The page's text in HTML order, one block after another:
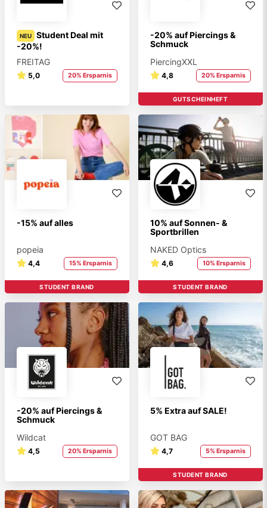
NEU
Student Deal mit
-20%!
FREITAG
5,0 20% Ersparnis
-20% auf Piercings &
Schmuck
PiercingXXL
4,8 20% Ersparnis
GUTSCHEINHEFT
-15% auf alles
popeia
4,4 15% Ersparnis
STUDENT BRAND
10% auf Sonnen- &
Sportbrillen
NAKED Optics
4,6 10% Ersparnis
STUDENT BRAND
-20% auf Piercings &
Schmuck
Wildcat
4,5 20% Ersparnis
5% Extra auf SALE!
GOT BAG
4,7 5% Ersparnis
STUDENT BRAND